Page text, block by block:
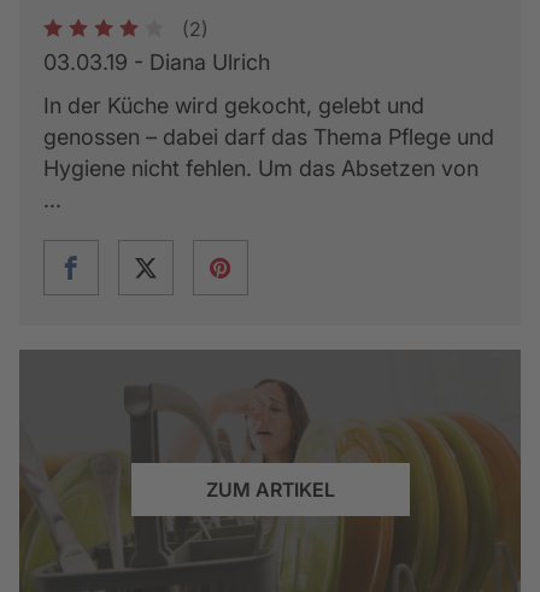
1 2 3 4 (2)
03.03.19 - Diana Ulrich
In der Küche wird gekocht, gelebt und
genossen – dabei darf das Thema Pflege und
Hygiene nicht fehlen. Um das Absetzen von
...
ZUM ARTIKEL